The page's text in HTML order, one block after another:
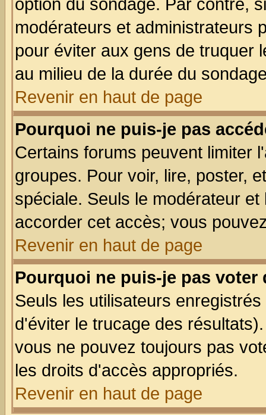
option du sondage. Par contre,
modérateurs et administrateurs
pour éviter aux gens de truquer
au milieu de la durée du
Revenir en haut de page
Pourquoi ne puis-je pas
Certains forums peuvent limiter
groupes. Pour voir, lire, poster,
spéciale. Seuls le modérateur
accorder cet accès; vous
Revenir en haut de page
Pourquoi ne puis-je pas voter
Seuls les utilisateurs
d'éviter le trucage des
vous ne pouvez toujours pas
les droits d'accès appropriés.
Revenir en haut de page